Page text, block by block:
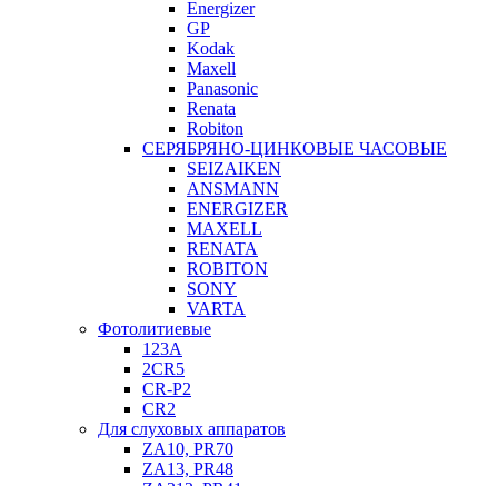
Energizer
GP
Kodak
Maxell
Panasonic
Renata
Robiton
СЕРЯБРЯНО-ЦИНКОВЫЕ ЧАСОВЫЕ
SEIZAIKEN
ANSMANN
ENERGIZER
MAXELL
RENATA
ROBITON
SONY
VARTA
Фотолитиевые
123A
2CR5
CR-P2
CR2
Для слуховых аппаратов
ZA10, PR70
ZA13, PR48